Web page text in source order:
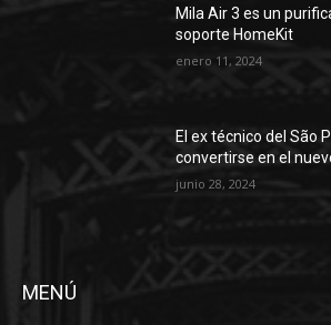
Mila Air 3 es un
soporte HomeKit
enero 11, 2024
El ex técnico del São
convertirse en el
junio 28, 2024
MENÚ